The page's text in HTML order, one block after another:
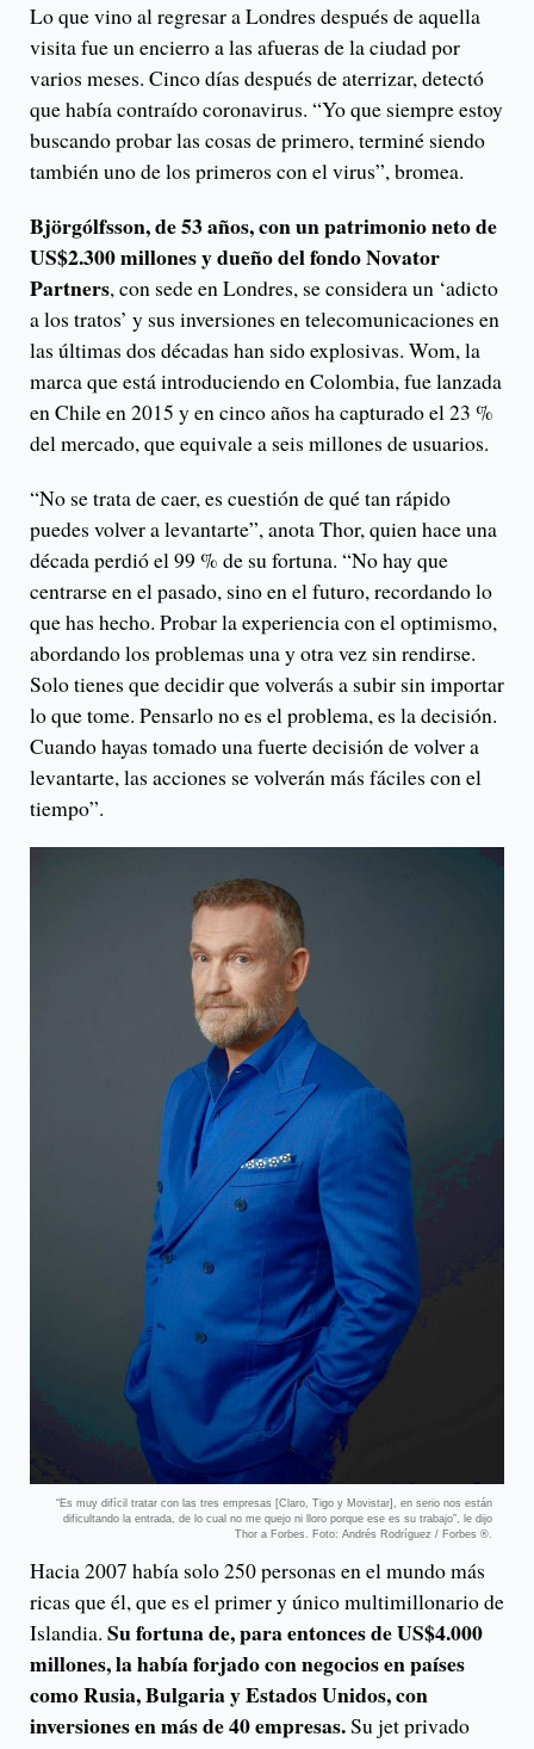
Lo que vino al regresar a Londres después de aquella
visita fue un encierro a las afueras de la ciudad por
varios meses. Cinco días después de aterrizar, detectó
que había contraído coronavirus. “Yo que siempre estoy
buscando probar las cosas de primero, terminé siendo
también uno de los primeros con el virus”, bromea.
Björgólfsson, de 53 años, con un patrimonio neto de
US$2.300 millones y dueño del fondo Novator
Partners, con sede en Londres, se considera un ‘adicto
a los tratos’ y sus inversiones en telecomunicaciones en
las últimas dos décadas han sido explosivas. Wom, la
marca que está introduciendo en Colombia, fue lanzada
en Chile en 2015 y en cinco años ha capturado el 23 %
del mercado, que equivale a seis millones de usuarios.
“No se trata de caer, es cuestión de qué tan rápido
puedes volver a levantarte”, anota Thor, quien hace una
década perdió el 99 % de su fortuna. “No hay que
centrarse en el pasado, sino en el futuro, recordando lo
que has hecho. Probar la experiencia con el optimismo,
abordando los problemas una y otra vez sin rendirse.
Solo tienes que decidir que volverás a subir sin importar
lo que tome. Pensarlo no es el problema, es la decisión.
Cuando hayas tomado una fuerte decisión de volver a
levantarte, las acciones se volverán más fáciles con el
tiempo”.
“Es muy difícil tratar con las tres empresas [Claro, Tigo y Movistar], en serio nos están
dificultando la entrada, de lo cual no me quejo ni lloro porque ese es su trabajo”, le dijo
Thor a Forbes. Foto: Andrés Rodríguez / Forbes ®.
Hacia 2007 había solo 250 personas en el mundo más
ricas que él, que es el primer y único multimillonario de
Islandia. Su fortuna de, para entonces de US$4.000
millones, la había forjado con negocios en países
como Rusia, Bulgaria y Estados Unidos, con
inversiones en más de 40 empresas.Su jet privado